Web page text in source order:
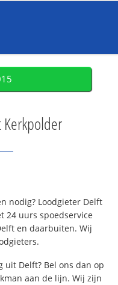
nodig? Loodgieter Delft
24 uurs spoedservice
en daarbuiten. Wij
Delft? Bel ons dan op
aan de lijn. Wij zijn